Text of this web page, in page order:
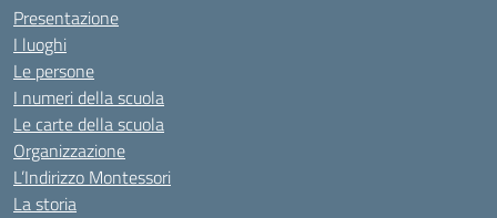
Presentazione
I luoghi
Le persone
I numeri della scuola
Le carte della scuola
Organizzazione
L’Indirizzo Montessori
La storia